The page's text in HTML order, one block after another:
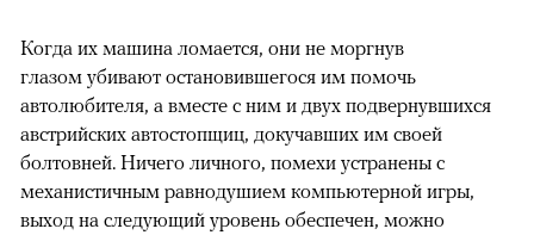
Когда их машина ломается, они не моргнув
глазом убивают остановившегося им помочь
автолюбителя, а вместе с ним и двух подвернувшихся
австрийских автостопщиц, докучавших им своей
болтовней. Ничего личного, помехи устранены с
механистичным равнодушием компьютерной игры,
выход на следующий уровень обеспечен, можно